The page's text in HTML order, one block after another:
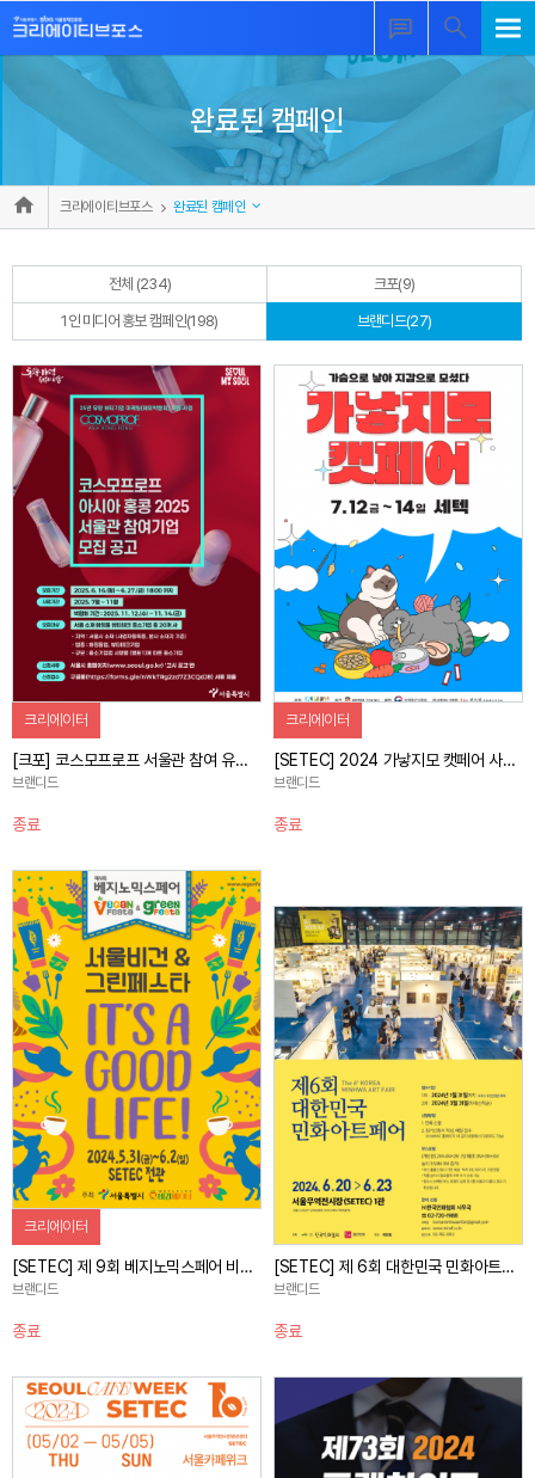
완료된 캠페인
크리에이티브포스 완료된 캠페인
전체 (234) 크포(9)
1인 미디어 홍보 캠페인(198) 브랜디드(27)
자세히 보기
크리에이터
[크포] 코스모프로프 서울관 참여 유망 뷰티기업 제품 홍보 콘텐츠 제작 캠페인
브랜디드
종료
자세히 보기
크리에이터
[SETEC] 2024 가낳지모 캣페어 사전홍보 캠페인
브랜디드
종료
자세히 보기
크리에이터
[SETEC] 제 9회 베지노믹스페어 비건페스타&그린페스타 현장스케치 홍보 캠페인
브랜디드
종료
[SETEC] 제 6회 대한민국 민화아트페어 사전홍보 캠페인
브랜디드
종료